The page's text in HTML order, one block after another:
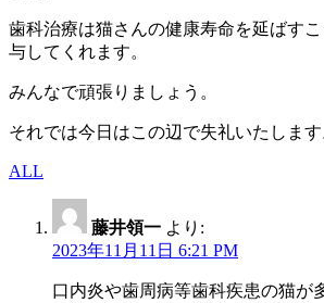
歯科治療は猫さんの健康寿命を延ばす
与してくれます。
みんなで頑張りましょう。
それでは今日はこの辺で失礼いたします
ALL
藤井領一 より:
2023年11月11日 6:21 PM
口内炎や歯周病等歯科疾患の猫が